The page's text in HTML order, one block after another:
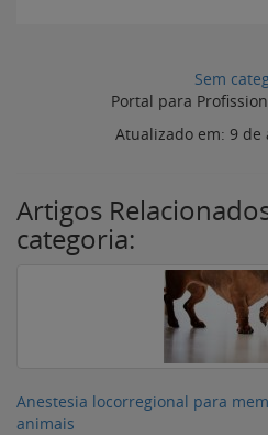
Sem
Portal para
Atualizado em: 9 de
Artigos
categoria:
Anestesia locorregional para
animais